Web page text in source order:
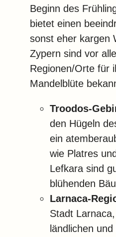
Beginn des
bietet einen
sonst eher kargen
Zypern sind vor
Regionen/Orte für
Mandelblüte
Troodos-
den Hügeln
ein
wie Platres
Lefkara sind
blühenden
Larnaca-
Stadt
ländlichen